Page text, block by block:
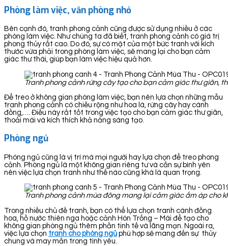
Phòng làm việc, văn phòng nhỏ
Bên cạnh đó, tranh phong cảnh cũng được sử dụng nhiều ở các
phòng làm việc. Như chúng ta đã biết, tranh phong cảnh có giá trị
phong thủy rất cao. Do đó, sự có mặt của một bức tranh với kích
thước vừa phải trong phòng làm việc, sẽ mang lại cho bạn cảm
giác thư thái, giúp bạn làm việc hiệu quả hơn.
Tranh phong cảnh rừng cây tạo cho bạn cảm giác thư giãn,
Để treo ở không gian phòng làm việc, bạn nên lựa chọn những mẫu
tranh phong cảnh có chiều rộng như hoa lá, rừng cây hay cánh
đồng,…. Điều này rất tốt trong việc tạo cho bạn cảm giác thư giãn,
thoải mái và kích thích khả năng sáng tạo.
Phòng ngủ
Phòng ngủ cũng là vị trí mà mọi người hay lựa chọn để treo phong
cảnh. Phòng ngủ là một không gian riêng tư và cần sự bình yên
nên việc lựa chọn tranh như thế nào cũng khá là quan trọng.
Tranh phong cảnh mùa đông mang lại cảm giác ấm áp cho
Trong nhiều chủ đề tranh, bạn có thể lựa chọn tranh cánh đồng
hoa, hồ nước thiên nga hoặc cảnh Hòn Trống – Mái để tạo cho
không gian phòng ngủ thêm phần tinh tế và lãng mạn. Ngoài ra,
việc lựa chọn tranh cho phòng ngủ phù hợp sẽ mang đến sự thủy
chung và may mắn trong tình yêu.